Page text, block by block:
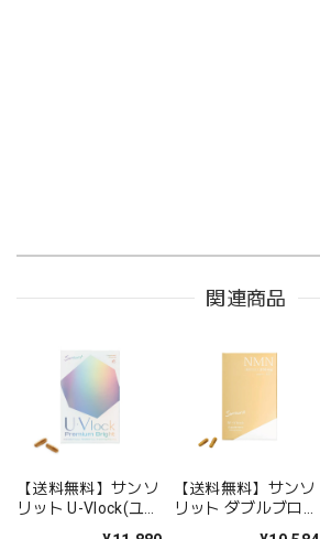
関連商品
【送料無料】サンソ
リット U-Vlock(ユー
【送料無料】サンソ
リット ダブルブロッ